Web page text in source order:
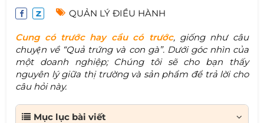
QUẢN LÝ ĐIỀU HÀNH
Cung có trước hay cầu có trước, giống như câu
chuyện về “Quả trứng và con gà”. Dưới góc nhìn của
một doanh nghiệp; Chúng tôi sẽ cho bạn thấy
nguyên lý giữa thị trường và sản phẩm để trả lời cho
câu hỏi này.
Mục lục bài viết